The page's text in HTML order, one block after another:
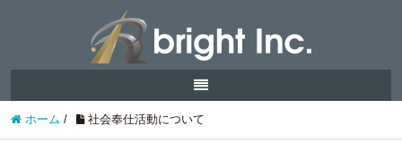
ホーム / 社会奉仕活動について